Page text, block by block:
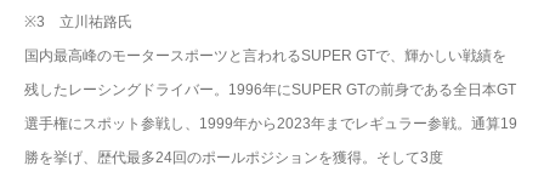
※3 立川祐路氏
国内最高峰のモータースポーツと言われるSUPER GTで、輝かしい戦績を
残したレーシングドライバー。1996年にSUPER GTの前身である全日本GT
選手権にスポット参戦し、1999年から2023年までレギュラー参戦。通算19
勝を挙げ、歴代最多24回のポールポジションを獲得。そして3度